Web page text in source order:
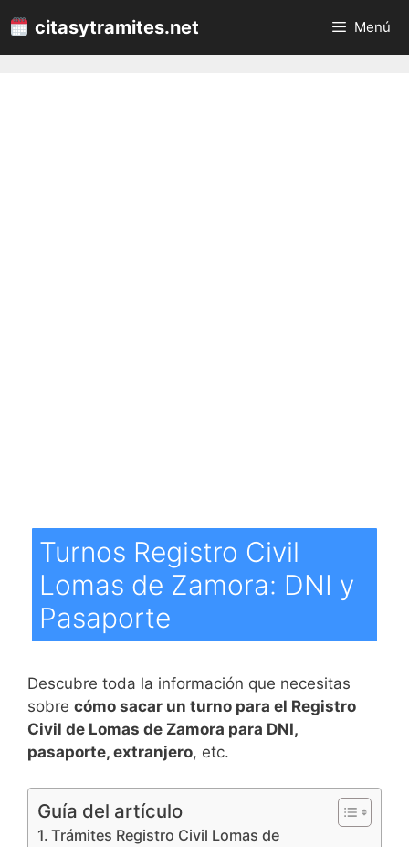
al
contenido
citasytramites.net Menú
Turnos Registro Civil
Lomas de Zamora: DNI y
Pasaporte
Descubre toda la información que necesitas
sobre cómo sacar un turno para el Registro
Civil de Lomas de Zamora para DNI,
pasaporte, extranjero, etc.
Guía del artículo
Trámites Registro Civil Lomas de